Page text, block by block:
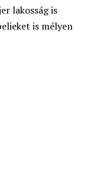
lakosság is
is mélyen